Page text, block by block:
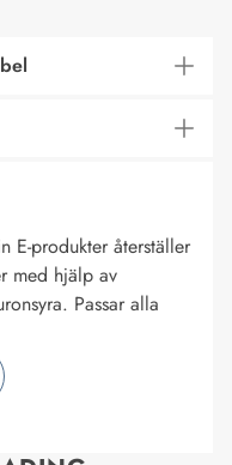
E-produkter återställer
med hjälp av
Passar alla